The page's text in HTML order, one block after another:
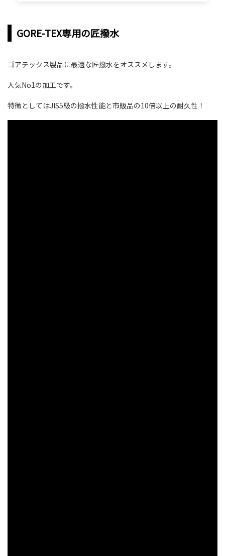
GORE-TEX専用の匠撥水
ゴアテックス製品に最適な匠撥水をオススメします。
人気No1の加工です。
特徴としてはJIS5級の撥水性能と市販品の10倍以上の耐久性！